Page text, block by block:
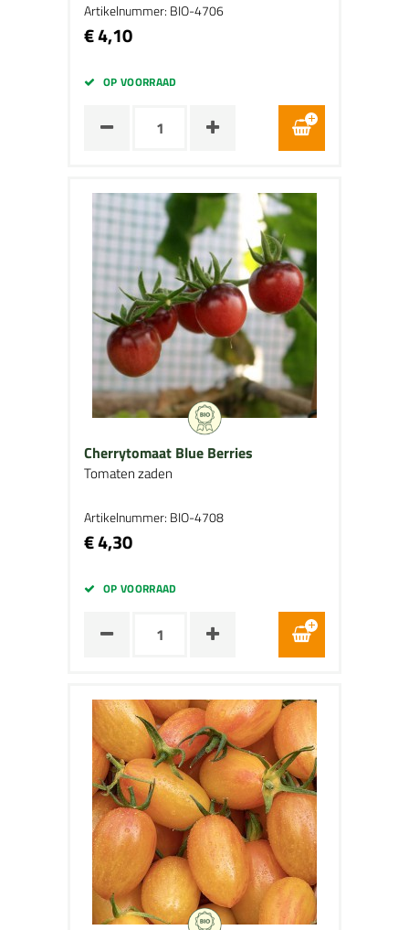
Artikelnummer: BIO-4706
€ 4,10
OP VOORRAAD
Cherrytomaat Blue Berries
Tomaten zaden
Artikelnummer: BIO-4708
€ 4,30
OP VOORRAAD